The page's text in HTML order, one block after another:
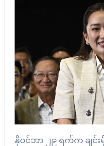
နိုဝင်ဘာ ၂၉ ရက်က ချင်